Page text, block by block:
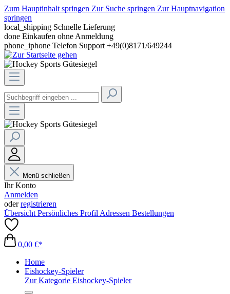
Zum Hauptinhalt springen Zur Suche springen Zur Hauptnavigation
springen
local_shipping Schnelle Lieferung
done Einkaufen ohne Anmeldung
phone_iphone Telefon Support +49(0)8171/649244
Menü schließen
Ihr Konto
Anmelden
oderregistrieren
Übersicht Persönliches Profil Adressen Bestellungen
0,00 €*
Home
Eishockey-Spieler
Zur Kategorie Eishockey-Spieler